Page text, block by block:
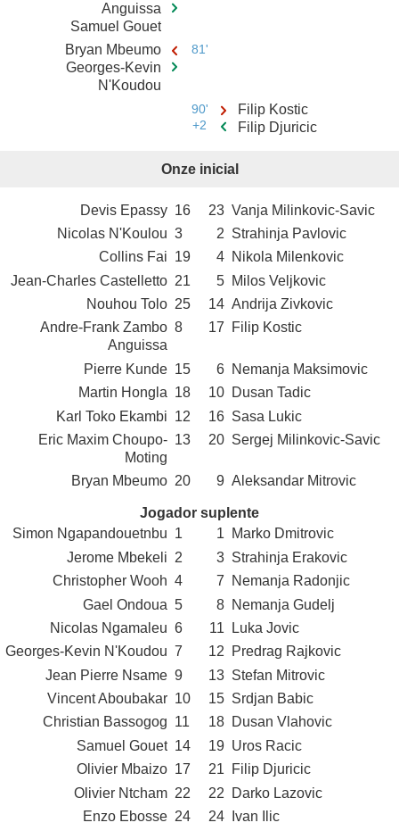
Anguissa
Samuel Gouet
Bryan Mbeumo
Georges-Kevin
N'Koudou
81'
90'
+2
Filip Kostic
Filip Djuricic
Onze inicial
Devis Epassy 16 23 Vanja Milinkovic-Savic
Nicolas N'Koulou 3 2 Strahinja Pavlovic
Collins Fai 19 4 Nikola Milenkovic
Jean-Charles Castelletto 21 5 Milos Veljkovic
Nouhou Tolo 25 14 Andrija Zivkovic
Andre-Frank Zambo
Anguissa
8 17 Filip Kostic
Pierre Kunde 15 6 Nemanja Maksimovic
Martin Hongla 18 10 Dusan Tadic
Karl Toko Ekambi 12 16 Sasa Lukic
Eric Maxim Choupo-
Moting
13 20 Sergej Milinkovic-Savic
Bryan Mbeumo 20 9 Aleksandar Mitrovic
Jogador suplente
Simon Ngapandouetnbu 1 1 Marko Dmitrovic
Jerome Mbekeli 2 3 Strahinja Erakovic
Christopher Wooh 4 7
Nemanja Radonjic
Gael Ondoua 5 8 Nemanja Gudelj
Nicolas Ngamaleu 6 11
Luka Jovic
Georges-Kevin N'Koudou 7 12
Predrag Rajkovic
Jean Pierre Nsame 9 13 Stefan Mitrovic
Vincent Aboubakar 10 15 Srdjan Babic
Christian Bassogog 11 18 Dusan Vlahovic
Samuel Gouet 14 19 Uros Racic
Olivier Mbaizo 17 21
Filip Djuricic
Olivier Ntcham 22 22
Darko Lazovic
Enzo Ebosse 24 24
Ivan Ilic